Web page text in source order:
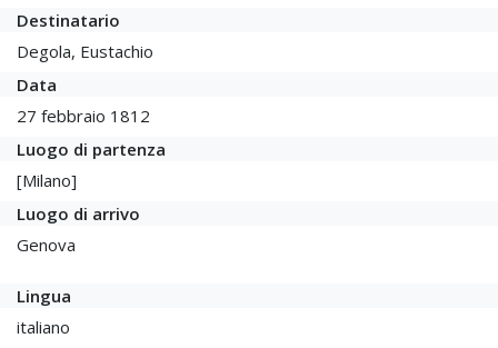
Destinatario
Degola, Eustachio
Data
27 febbraio 1812
Luogo di partenza
[Milano]
Luogo di arrivo
Genova
Lingua
italiano